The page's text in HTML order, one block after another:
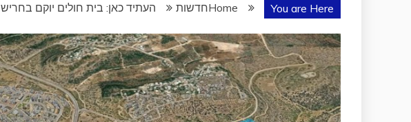
You are Here
Homeחדשות העתיד כאן: בית חולים יוקם בחריש